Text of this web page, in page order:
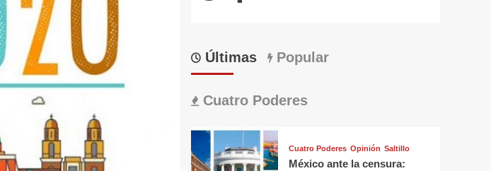
Últimas Popular
Cuatro Poderes
Cuatro Poderes Opinión Saltillo
México ante la censura: